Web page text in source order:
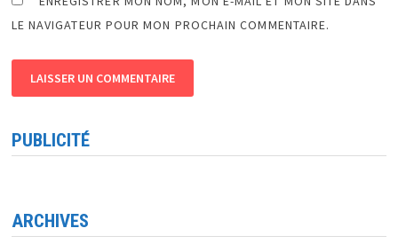
LE NAVIGATEUR POUR MON PROCHAIN COMMENTAIRE.
PUBLICITÉ
ARCHIVES